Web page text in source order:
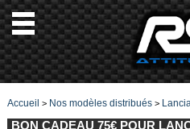
Accueil > Nos modèles distribués>
BON CADEAU 75€ POUR